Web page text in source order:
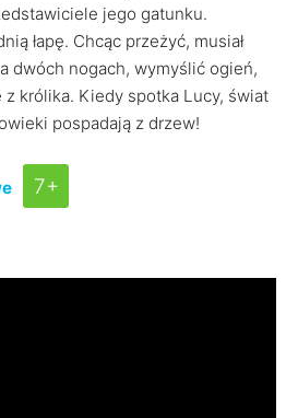
jego gatunku.
łapę. Chcąc przeżyć, musiał
dwóch nogach, wymyślić ogień,
z królika. Kiedy spotka Lucy, świat
pospadają z drzew!
7+